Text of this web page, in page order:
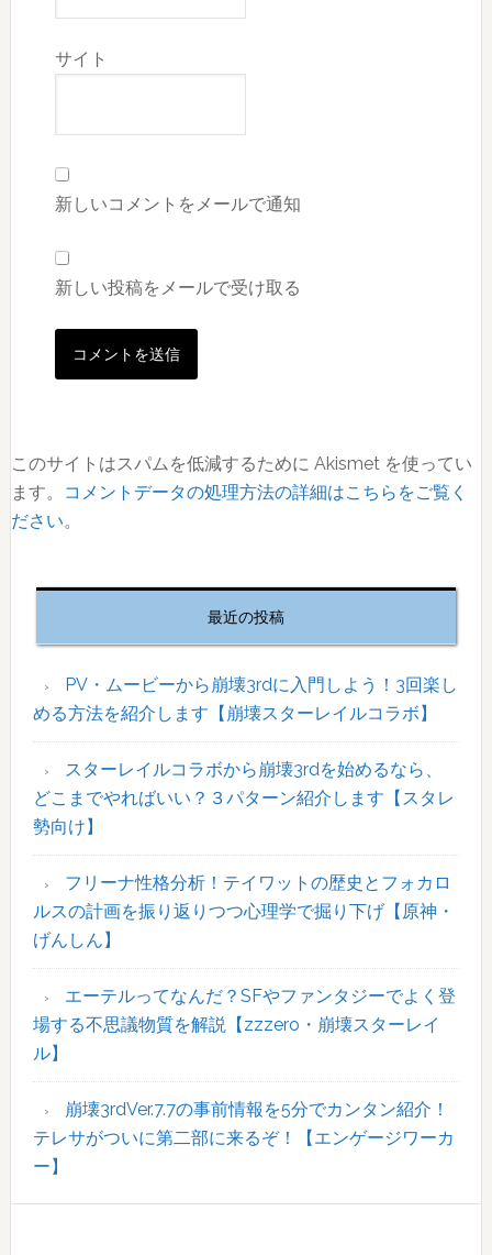
サイト
新しいコメントをメールで通知
新しい投稿をメールで受け取る
このサイトはスパムを低減するために Akismet を使ってい
ます。
コメントデータの処理方法の詳細はこちらをご覧く
ださい。
ド
バ
最近の投稿
PV・ムービーから崩壊3rdに入門しよう！3回楽し
める方法を紹介します【崩壊スターレイルコラボ】
スターレイルコラボから崩壊3rdを始めるなら、
どこまでやればいい？３パターン紹介します【スタレ
勢向け】
フリーナ性格分析！テイワットの歴史とフォカロ
ルスの計画を振り返りつつ心理学で掘り下げ【原神・
げんしん】
エーテルってなんだ？SFやファンタジーでよく登
場する不思議物質を解説【zzzero・崩壊スターレイ
ル】
崩壊3rdVer.7.7の事前情報を5分でカンタン紹介！
テレサがついに第二部に来るぞ！【エンゲージワーカ
ー】